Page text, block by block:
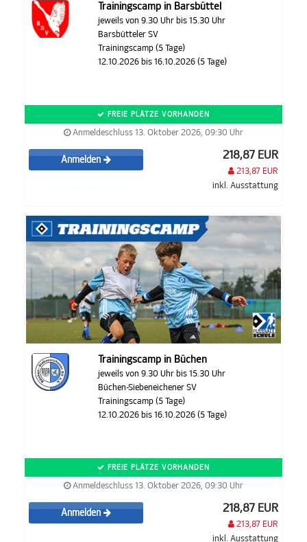
Trainingscamp in Barsbüttel
jeweils von 9.30 Uhr bis 15.30 Uhr
Barsbütteler SV
Trainingscamp (5 Tage)
12.10.2026 bis 16.10.2026 (5 Tage)
FREIE PLÄTZE VORHANDEN
Anmeldeschluss 13. Oktober 2026, 09:30 Uhr
Anmelden 218,87 EUR
213,87 EUR
inkl. Ausstattung
Trainingscamp in Büchen
jeweils von 9.30 Uhr bis 15.30 Uhr
Büchen-Siebeneichener SV
Trainingscamp (5 Tage)
12.10.2026 bis 16.10.2026 (5 Tage)
FREIE PLÄTZE VORHANDEN
Anmeldeschluss 13. Oktober 2026, 09:30 Uhr
Anmelden 218,87 EUR
213,87 EUR
inkl. Ausstattung